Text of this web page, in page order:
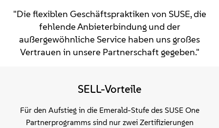
"Die flexiblen Geschäftspraktiken von SUSE, die
fehlende Anbieterbindung und der
außergewöhnliche Service haben uns großes
Vertrauen in unsere Partnerschaft gegeben."
SELL-Vorteile
Für den Aufstieg in die Emerald-Stufe des SUSE One
Partnerprogramms sind nur zwei Zertifizierungen